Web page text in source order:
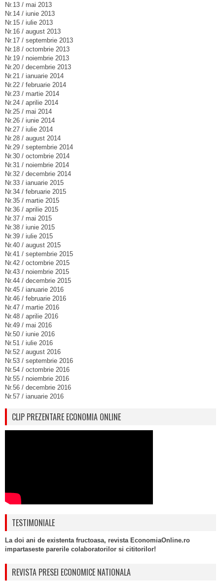
Nr.13 / mai 2013
Nr.14 / iunie 2013
Nr.15 / iulie 2013
Nr.16 / august 2013
Nr.17 / septembrie 2013
Nr.18 / octombrie 2013
Nr.19 / noiembrie 2013
Nr.20 / decembrie 2013
Nr.21 / ianuarie 2014
Nr.22 / februarie 2014
Nr.23 / martie 2014
Nr.24 / aprilie 2014
Nr.25 / mai 2014
Nr.26 / iunie 2014
Nr.27 / iulie 2014
Nr.28 / august 2014
Nr.29 / septembrie 2014
Nr.30 / octombrie 2014
Nr.31 / noiembrie 2014
Nr.32 / decembrie 2014
Nr.33 / ianuarie 2015
Nr.34 / februarie 2015
Nr.35 / martie 2015
Nr.36 / aprilie 2015
Nr.37 / mai 2015
Nr.38 / iunie 2015
Nr.39 / iulie 2015
Nr.40 / august 2015
Nr.41 / septembrie 2015
Nr.42 / octombrie 2015
Nr.43 / noiembrie 2015
Nr.44 / decembrie 2015
Nr.45 / ianuarie 2016
Nr.46 / februarie 2016
Nr.47 / martie 2016
Nr.48 / aprilie 2016
Nr.49 / mai 2016
Nr.50 / iunie 2016
Nr.51 / iulie 2016
Nr.52 / august 2016
Nr.53 / septembrie 2016
Nr.54 / octombrie 2016
Nr.55 / noiembrie 2016
Nr.56 / decembrie 2016
Nr.57 / ianuarie 2016
CLIP PREZENTARE ECONOMIA ONLINE
TESTIMONIALE
La doi ani de existenta fructoasa, revista EconomiaOnline.ro
impartaseste parerile colaboratorilor si cititorilor!
REVISTA PRESEI ECONOMICE NATIONALA